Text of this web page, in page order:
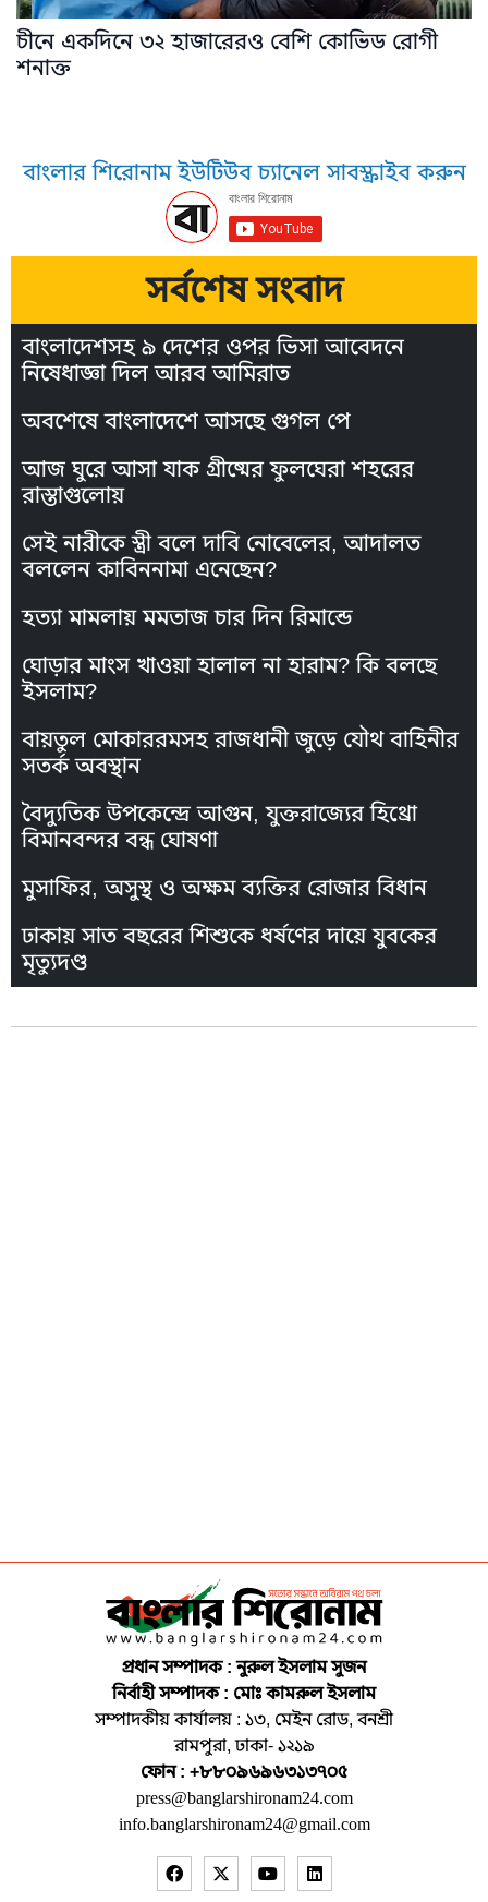
চীনে একদিনে ৩২ হাজারেরও বেশি কোভিড রোগী
শনাক্ত
বাংলার শিরোনাম ইউটিউব চ্যানেল সাবস্ক্রাইব করুন
সর্বশেষ সংবাদ
বাংলাদেশসহ ৯ দেশের ওপর ভিসা আবেদনে
নিষেধাজ্ঞা দিল আরব আমিরাত
অবশেষে বাংলাদেশে আসছে গুগল পে
আজ ঘুরে আসা যাক গ্রীষ্মের ফুলঘেরা শহরের
রাস্তাগুলোয়
সেই নারীকে স্ত্রী বলে দাবি নোবেলের, আদালত
বললেন কাবিননামা এনেছেন?
হত্যা মামলায় মমতাজ চার দিন রিমান্ডে
ঘোড়ার মাংস খাওয়া হালাল না হারাম? কি বলছে
ইসলাম?
বায়তুল মোকাররমসহ রাজধানী জুড়ে যৌথ বাহিনীর
সতর্ক অবস্থান
বৈদ্যুতিক উপকেন্দ্রে আগুন, যুক্তরাজ্যের হিথ্রো
বিমানবন্দর বন্ধ ঘোষণা
মুসাফির, অসুস্থ ও অক্ষম ব্যক্তির রোজার বিধান
ঢাকায় সাত বছরের শিশুকে ধর্ষণের দায়ে যুবকের
মৃত্যুদণ্ড
প্রধান সম্পাদক : নুরুল ইসলাম সুজন
নির্বাহী সম্পাদক : মোঃ কামরুল ইসলাম
সম্পাদকীয় কার্যালয় : ১৩, মেইন রোড, বনশ্রী
রামপুরা, ঢাকা- ১২১৯
ফোন : +৮৮০৯৬৯৬৩১৩৭০৫
press@banglarshironam24.com
info.banglarshironam24@gmail.com